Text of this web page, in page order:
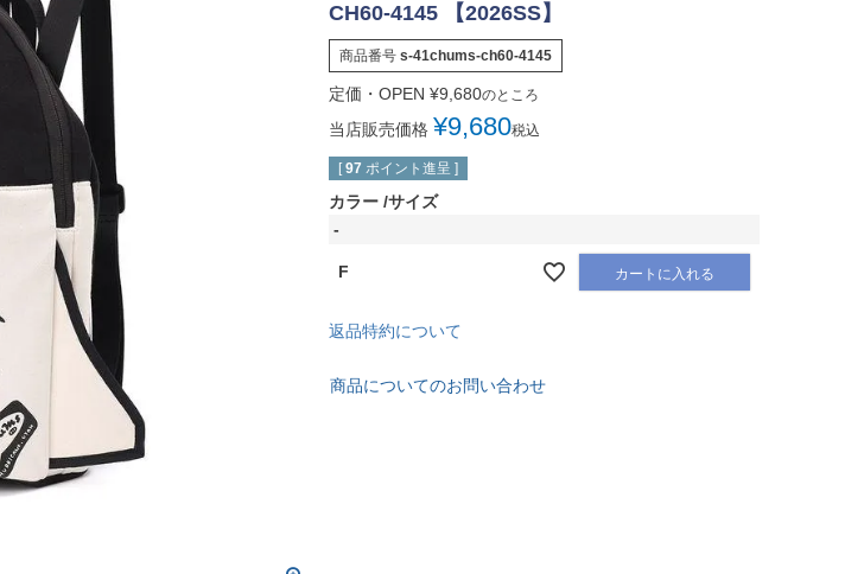
CH60-4145 【2026SS】
商品番号 s-41chums-ch60-4145
定価・OPEN ¥9,680のところ
当店販売価格 ¥9,680税込
[ 97 ポイント進呈 ]
カラー サイズ
-
F カートに入れる
返品特約について
商品についてのお問い合わせ